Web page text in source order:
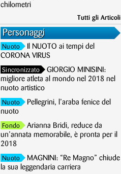
chilometri
Tutti gli Articoli
Personaggi
Nuoto
Il NUOTO ai tempi del
CORONA VIRUS
Sincronizzato
GIORGIO MINISINI:
migliore atleta al mondo nel 2018 nel
nuoto artistico
Nuoto
Pellegrini, l’araba fenice del
nuoto
Fondo
Arianna Bridi, reduce da
un’annata memorabile, è pronta per il
2018
Nuoto
MAGNINI: “Re Magno” chiude
la sua leggendaria carriera